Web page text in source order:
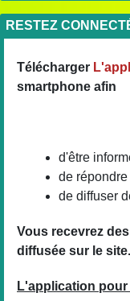
RESTEZ
Télécharger
smartphone afin
d'être
de
de diffuser
Vous recevrez
diffusée sur le site.
L'application pour